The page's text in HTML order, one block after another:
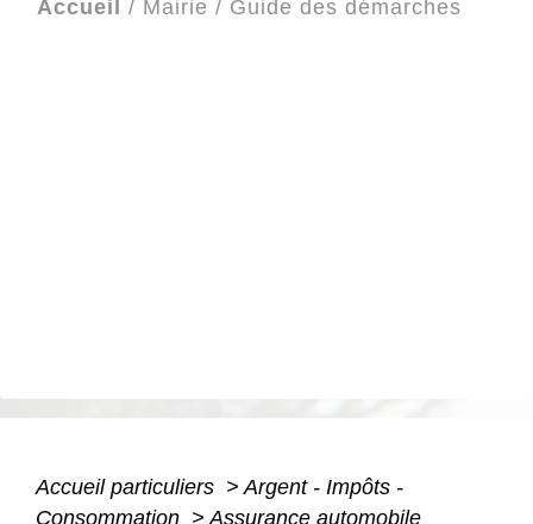
Accueil / Mairie / Guide des démarches
Accueil particuliers > Argent - Impôts -
Consommation > Assurance automobile